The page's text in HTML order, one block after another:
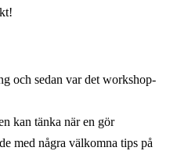
och sedan var det workshop-
kan tänka när en gör
med några välkomna tips på